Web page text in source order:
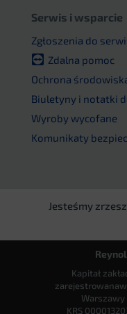
Serwis i wsparcie
Zgłoszenia do
Zdalna pomoc
Ochrona
Biuletyny i notatki
Wyroby wycofane
Komunikaty
Jesteśmy
Kapitał
Warszawy
KRS